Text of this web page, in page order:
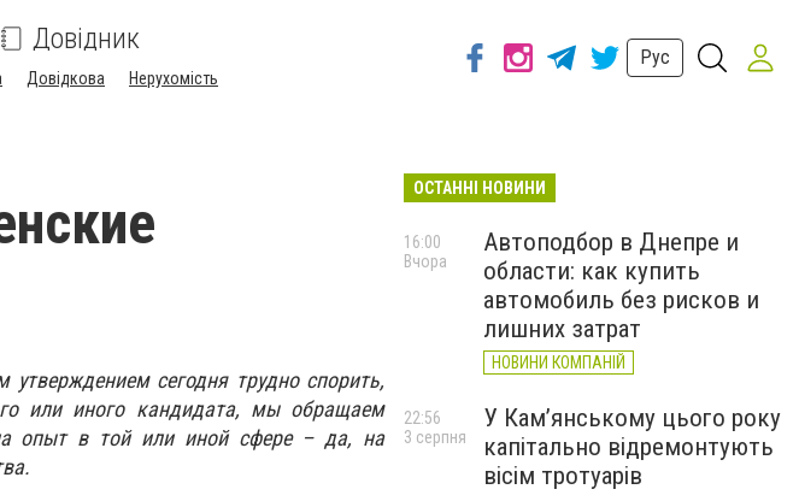
Довідник
Довідкова Нерухомість
Рус
сегодня трудно спорить,
или иного кандидата, мы обращаем
опыт в той или иной сфере – да, на
ОСТАННІ НОВИНИ
Автоподбор в Днепре и
области: как купить
автомобиль без рисков и
лишних затрат
НОВИНИ КОМПАНІЙ
16:00
Вчора
У Кам’янському цього року
капітально відремонтують
вісім тротуарів
22:56
3 серпня